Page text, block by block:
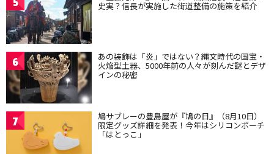
史実？信長が実施した街道整備の施策を紹介
6 あの装飾は「炎」ではない？縄文時代の国宝・
火焔型土器、5000年前の人々が刻んだ謎とデザ
インの秘密
7 鳩サブレーの豊島屋が『鳩の日』（8月10日）
限定グッズ詳細を発表！今年はシリコンポーチ
「はとっこ」